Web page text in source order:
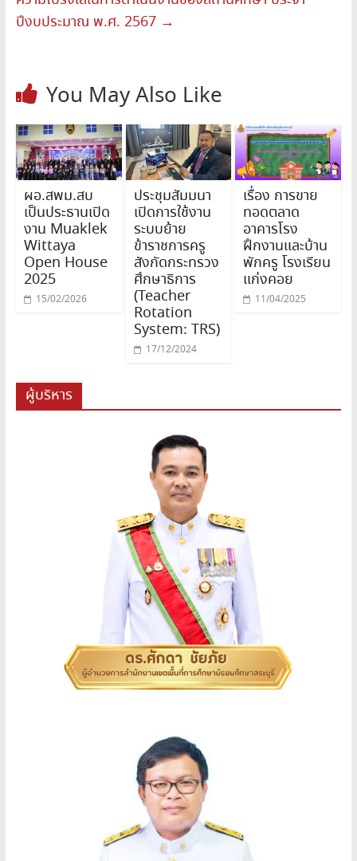
ปีงบประมาณ พ.ศ. 2567 →
You May Also Like
ผอ.สพม.สบ
เป็นประธานเปิด
งาน Muaklek
Wittaya
Open House
2025
15/02/2026
ประชุมสัมมนา
เปิดการใช้งาน
ระบบย้าย
ข้าราชการครู
สังกัดกระทรวง
ศึกษาธิการ
(Teacher
Rotation
System: TRS)
17/12/2024
เรื่อง การขาย
ทอดตลาด
อาคารโรง
ฝึกงานและบ้าน
พักครู โรงเรียน
แก่งคอย
11/04/2025
ผู้บริหาร